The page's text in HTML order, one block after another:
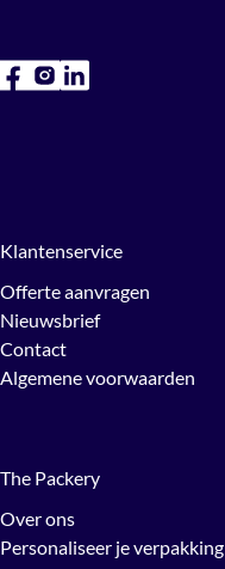
Klantenservice
Offerte aanvragen
Nieuwsbrief
Contact
Algemene voorwaarden
The Packery
Over ons
Personaliseer je verpakking